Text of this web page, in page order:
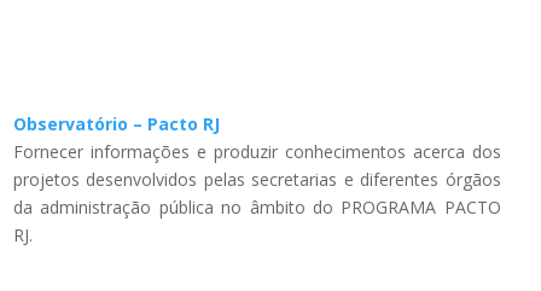
Observatório – Pacto RJ
Fornecer informações e produzir conhecimentos acerca dos
projetos desenvolvidos pelas secretarias e diferentes órgãos
da administração pública no âmbito do PROGRAMA PACTO
RJ.